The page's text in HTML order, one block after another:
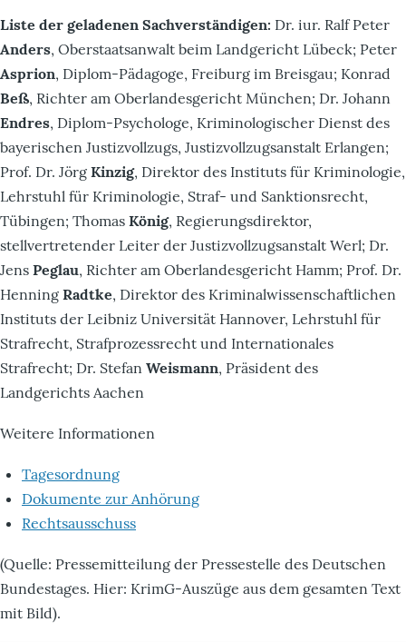
Liste der geladenen Sachverständigen: Dr. iur. Ralf Peter
Anders, Oberstaatsanwalt beim Landgericht Lübeck; Peter
Asprion, Diplom-Pädagoge, Freiburg im Breisgau; Konrad
Beß, Richter am Oberlandesgericht München; Dr. Johann
Endres, Diplom-Psychologe, Kriminologischer Dienst des
bayerischen Justizvollzugs, Justizvollzugsanstalt Erlangen;
Prof. Dr. Jörg Kinzig, Direktor des Instituts für Kriminologie,
Lehrstuhl für Kriminologie, Straf- und Sanktionsrecht,
Tübingen; Thomas König, Regierungsdirektor,
stellvertretender Leiter der Justizvollzugsanstalt Werl; Dr.
Jens Peglau, Richter am Oberlandesgericht Hamm; Prof. Dr.
Henning Radtke, Direktor des Kriminalwissenschaftlichen
Instituts der Leibniz Universität Hannover, Lehrstuhl für
Strafrecht, Strafprozessrecht und Internationales
Strafrecht; Dr. Stefan Weismann, Präsident des
Landgerichts Aachen
Weitere Informationen
Tagesordnung
Dokumente zur Anhörung
Rechtsausschuss
(Quelle: Pressemitteilung der Pressestelle des Deutschen
Bundestages. Hier: KrimG-Auszüge aus dem gesamten Text
mit Bild).